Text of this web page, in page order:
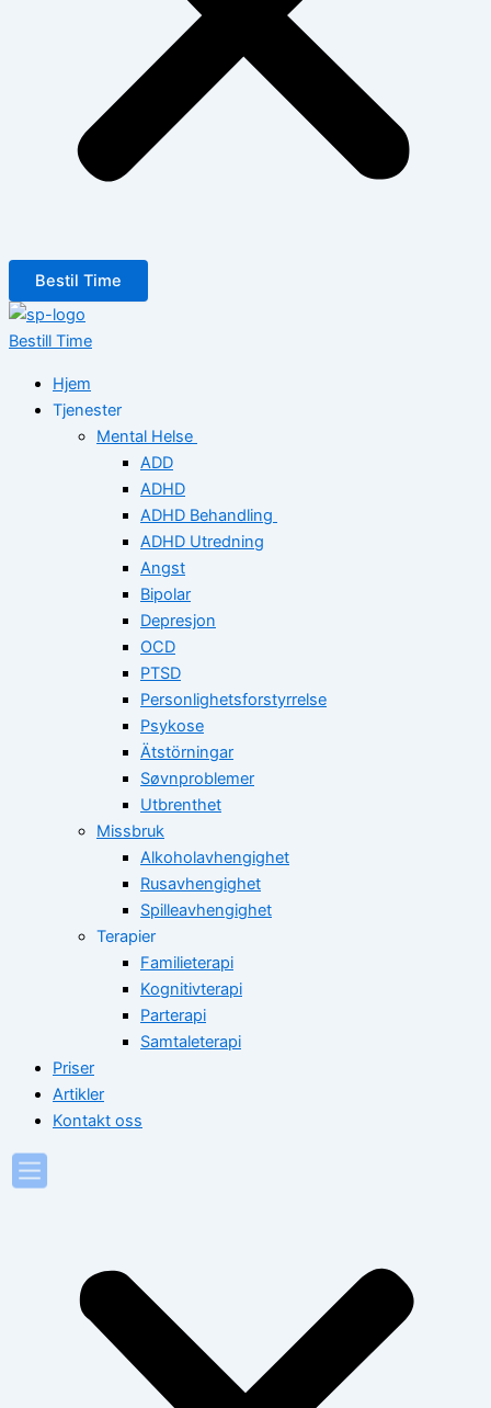
Bestil Time
Bestill Time
Hjem
Tjenester
Mental Helse
ADD
ADHD
ADHD Behandling
ADHD Utredning
Angst
Bipolar
Depresjon
OCD
PTSD
Personlighetsforstyrrelse
Psykose
Ätstörningar
Søvnproblemer
Utbrenthet
Missbruk
Alkoholavhengighet
Rusavhengighet
Spilleavhengighet
Terapier
Familieterapi
Kognitivterapi
Parterapi
Samtaleterapi
Priser
Artikler
Kontakt oss